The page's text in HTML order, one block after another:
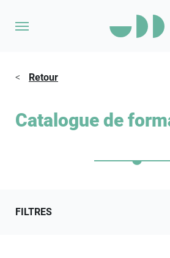
< Retour
Catalogue de
FILTRES